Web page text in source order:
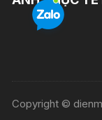
Copyright ©